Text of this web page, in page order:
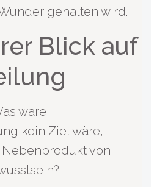
gehalten wird.
Blick auf
wäre,
kein Ziel wäre,
von